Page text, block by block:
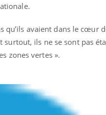
qu’ils avaient dans le cœur
ils ne se sont pas
zones vertes ».